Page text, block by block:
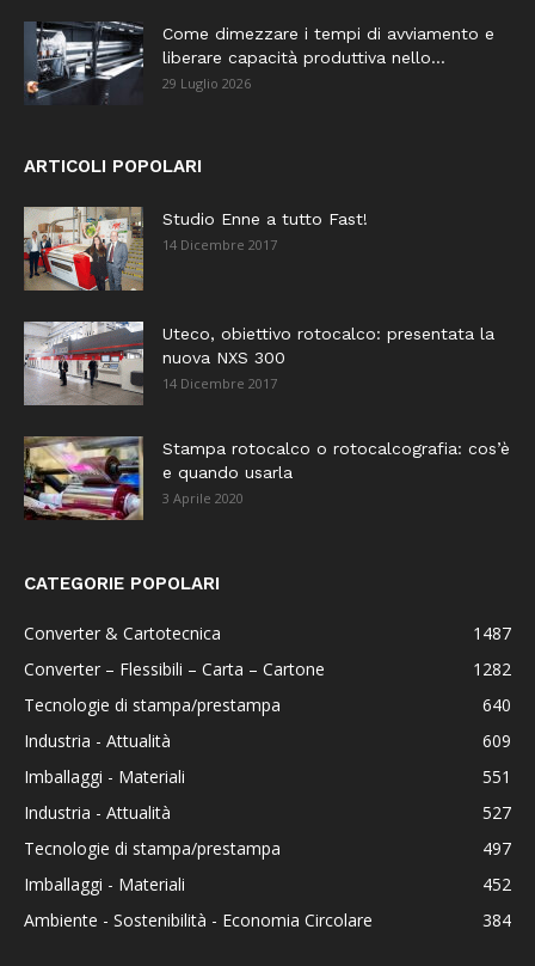
Come dimezzare i tempi di avviamento e
liberare capacità produttiva nello...
29 Luglio 2026
ARTICOLI POPOLARI
Studio Enne a tutto Fast!
14 Dicembre 2017
Uteco, obiettivo rotocalco: presentata la
nuova NXS 300
14 Dicembre 2017
Stampa rotocalco o rotocalcografia: cos’è
e quando usarla
3 Aprile 2020
CATEGORIE POPOLARI
Converter & Cartotecnica
1487
Converter – Flessibili – Carta – Cartone
1282
Tecnologie di stampa/prestampa
640
Industria - Attualità
609
Imballaggi - Materiali
551
Industria - Attualità
527
Tecnologie di stampa/prestampa
497
Imballaggi - Materiali
452
Ambiente - Sostenibilità - Economia Circolare
384